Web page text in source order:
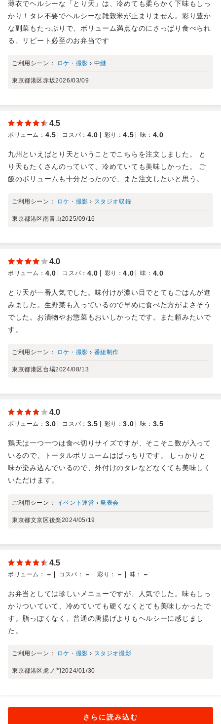
薄衣でヘルシーな「とり天」は、冷めても柔らかく下味もしっ
かり！タレ不要でヘルシーな雑穀米が止まりません。彩り豊か
な副菜もたっぷりで、ボリューム満点なのにさっぱり食べられ
る、リピート必至のお弁当です
ご利用シーン： ロケ・撮影 › 中継
東京都港区赤坂2026/03/09
4.5
ボリューム ： 4.5 コスパ ： 4.0 彩り ：4.5 味 ： 4.0
九州といえばとり天ということでこちらを注文しました。 と
り天もたくさんのっていて、冷めていても美味しかった。 ご
飯のボリュームも十分だったので、また注文したいと思う。
ご利用シーン： ロケ・撮影 › スタジオ収録
東京都港区南青山2025/09/16
4.0
ボリューム ： 4.0 コスパ ： 4.0 彩り ：4.0 味 ： 4.0
とり天が一番人気でした。味付けが濃い目でとてもごはんが進
みました。生野菜も入っているので早めに食べた方がよさそう
でした。お漬物やお惣菜もおいしかったです。また頼みたいで
す。
ご利用シーン： ロケ・撮影 › 番組制作
東京都港区台場2024/08/13
4.0
ボリューム ： 3.0 コスパ ： 3.5 彩り ：3.0 味 ： 3.5
鶏天は一つ一つは食べ切りサイズですが、そこそこ数が入って
いるので、トータルボリュームはばっちりです。 しっかりと
味が染み込んでいるので、外付けのタレなどなくても美味しく
いただけます。
ご利用シーン： イベント運営 ›発表会
東京都文京区後楽2024/05/19
4.5
ボリューム ： － コスパ ： － 彩り ： － 味 ： －
お弁当としては珍しいメニューですが、人気でした。味もしっ
かりついていて、冷めていても硬くなくとても美味しかったで
す。脂っぽくなく、普通の唐揚げよりもヘルシーに感じまし
た。
ご利用シーン： ロケ・撮影 › スタジオ撮影
東京都港区虎ノ門2024/01/30
さらに読み込む